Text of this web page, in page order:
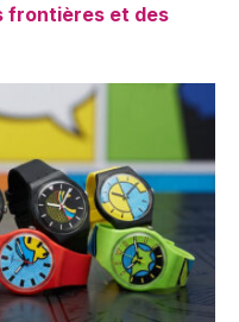
frontières et des